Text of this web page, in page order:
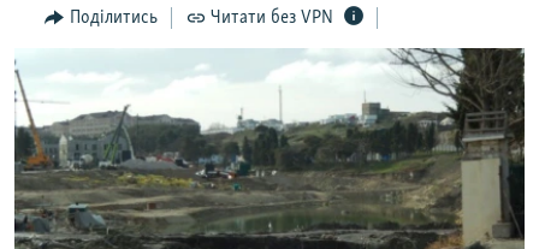
Перейти
пошуку
ПОГЛЯД
ВСЕ ЗА ДЕНЬ
СПЕЦПРОЕКТИ
ДЕПОРТАЦІЯ
ВІДЕОУРОКИ «ELIFBE»
ЯК ОБІЙТИ БЛОКУВАННЯ
Поділитись Читати без VPN